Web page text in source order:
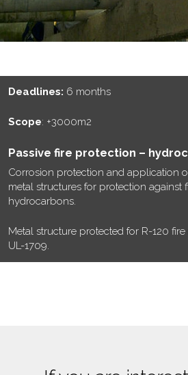
Deadlines: 6 months
Scope: +3000m2
Passive fire protection –
Corrosion protection and application
metal structures for protection against
hydrocarbons.
Metal structure protected for R-120
UL-1709.